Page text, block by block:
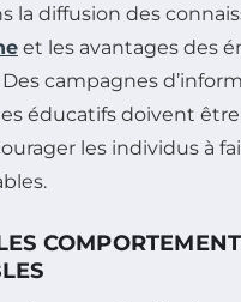
la diffusion des
et les avantages des
campagnes
éducatifs doivent
les individus à